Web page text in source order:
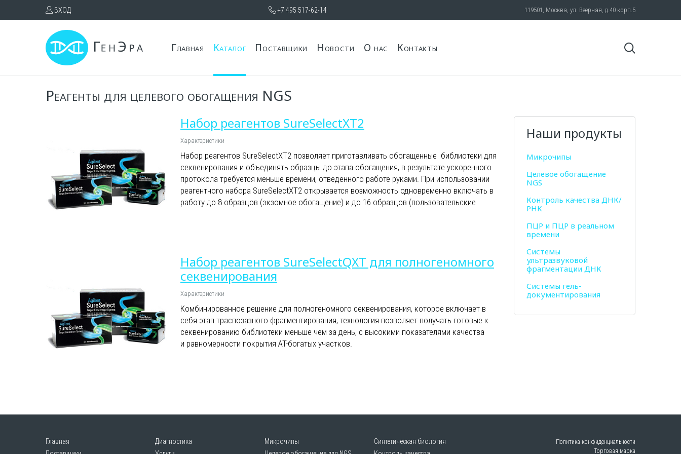
ВХОД 119501, Москва, ул. Веерная, д.40 корп.5
+7 495 517-62-14
Главная Каталог Поставщики Новости О нас Контакты
Реагенты для целевого обогащения NGS
Набор реагентов SureSelectXT2
Характеристики
Набор реагентов SureSelectXT2 позволяет приготавливать обогащенные библиотеки для
секвенирования и объединять образцы до этапа обогащения, в результате ускоренного
протокола требуется меньше времени, отведенного работе руками. При использовании
реагентного набора SureSelectXT2 открывается возможность одновременно включать в
работу до 8 образцов (экзомное обогащение) и до 16 образцов (пользовательские
Набор реагентов SureSelectQXT для полногеномного
секвенирования
Характеристики
Комбинированное решение для полногеномного секвенирования, которое включает в
себя этап траспозазного фрагментирования, технология позволяет получать готовые к
секвенированию библиотеки меньше чем за день, с высокими показателями качества
и равномерности покрытия AT-богатых участков.
Наши продукты
Микрочипы
Целевое обогащение
NGS
Контроль качества ДНК/
РНК
ПЦР и ПЦР в реальном
времени
Системы
ультразвуковой
фрагментации ДНК
Системы гель-
документирования
Политика конфиденциальности
Торговая марка
Главная
Диагностика
Микрочипы
Синтетическая биология